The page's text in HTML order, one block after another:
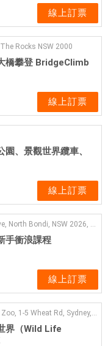
線上訂票
Rocks NSW 2000
橋攀登 BridgeClimb
線上訂票
、景觀世界纜車、
線上訂票
128 Ramsgate Ave, North Bondi, NSW 2026, Australia
手衝浪課程
線上訂票
WILD LIFE Sydney Zoo, 1-5 Wheat Rd, Sydney, NSW, 2000, Australia
界（Wild Life